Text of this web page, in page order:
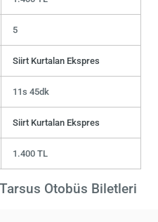
5
Siirt Kurtalan Ekspres
11s 45dk
Siirt Kurtalan Ekspres
1.400 TL
Otobüs Biletleri